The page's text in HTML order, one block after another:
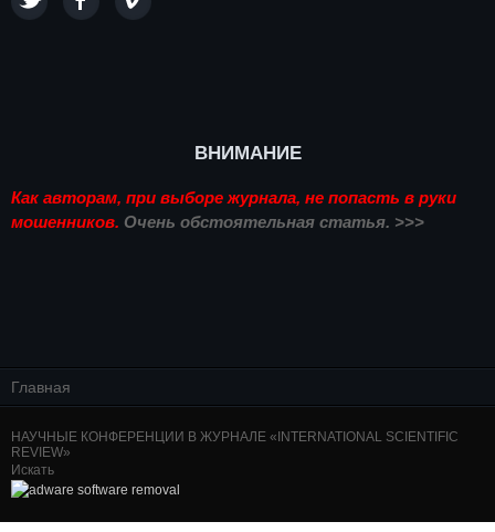
ВНИМАНИЕ
Как авторам, при выборе журнала, не попасть в руки
мошенников. Очень обстоятельная статья. >>>
Главная
НАУЧНЫЕ КОНФЕРЕНЦИИ В ЖУРНАЛЕ «INTERNATIONAL SCIENTIFIC
REVIEW»
Искать